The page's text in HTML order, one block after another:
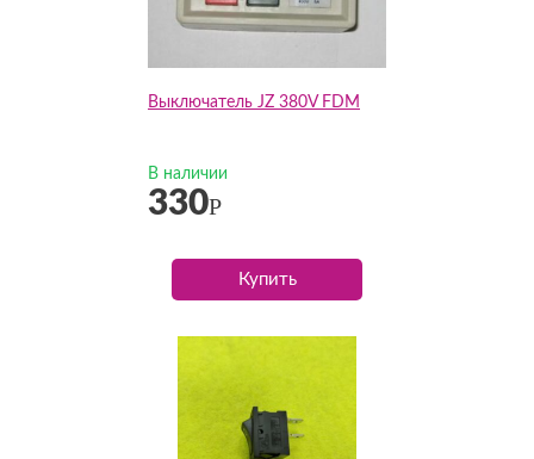
Выключатель JZ 380V FDM
В наличии
330Р
Купить